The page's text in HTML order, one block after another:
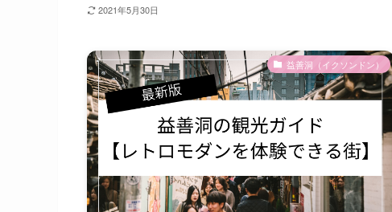
2021年5月30日
益善洞（イクソンドン）